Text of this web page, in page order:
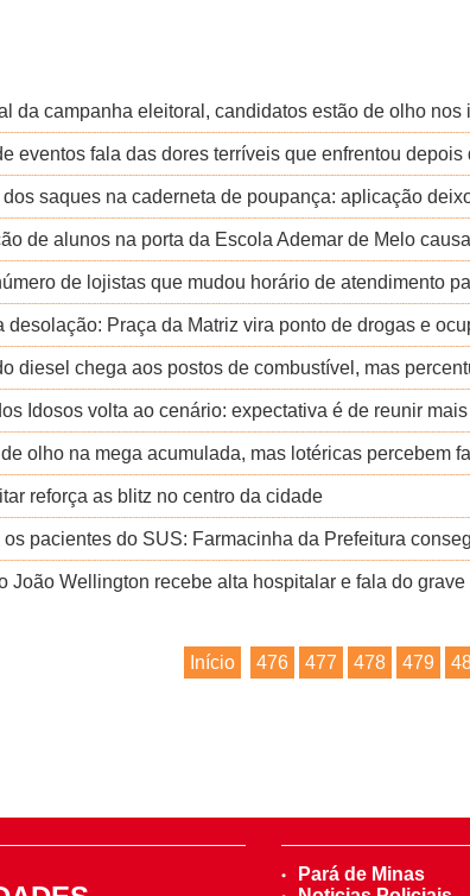
da campanha eleitoral, candidatos estão de olho nos
eventos fala das dores terríveis que enfrentou
saques na caderneta de poupança: aplicação
de alunos na porta da Escola Ademar de Melo
de lojistas que mudou horário de atendimento
desolação: Praça da Matriz vira ponto de drogas e
diesel chega aos postos de combustível, mas
Idosos volta ao cenário: expectativa é de reunir
olho na mega acumulada, mas lotéricas percebem
reforça as blitz no centro da cidade
pacientes do SUS: Farmacinha da Prefeitura
João Wellington recebe alta hospitalar e fala do
Início 476 477 478 479
Pará de Minas